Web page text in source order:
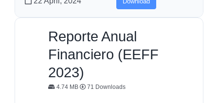
Reporte Anual
Financiero (EEFF
2023)
4.74 MB 71 Downloads